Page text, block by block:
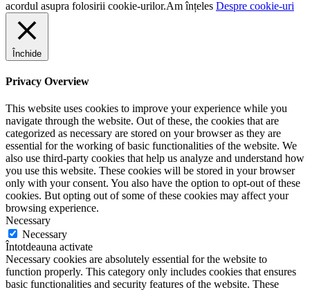
acordul asupra folosirii cookie-urilor.Am înțeles Despre cookie-uri
Închide
Privacy Overview
This website uses cookies to improve your experience while you
navigate through the website. Out of these, the cookies that are
categorized as necessary are stored on your browser as they are
essential for the working of basic functionalities of the website. We
also use third-party cookies that help us analyze and understand how
you use this website. These cookies will be stored in your browser
only with your consent. You also have the option to opt-out of these
cookies. But opting out of some of these cookies may affect your
browsing experience.
Necessary
Necessary
Întotdeauna activate
Necessary cookies are absolutely essential for the website to
function properly. This category only includes cookies that ensures
basic functionalities and security features of the website. These